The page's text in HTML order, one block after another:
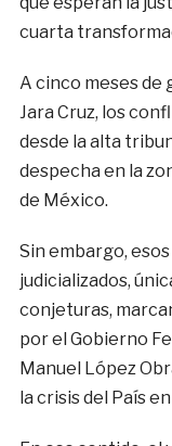
cuarta
A cinco meses de
Jara Cruz, los
desde la alta
despecha en la
de México.
Sin embargo,
judicializados,
conjeturas,
por el Gobierno
Manuel López
la crisis del País